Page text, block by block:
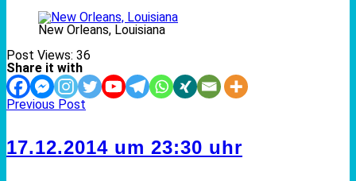
New Orleans, Louisiana
Post Views: 36
Share it with
Previous Post
17.12.2014 um 23:30 uhr